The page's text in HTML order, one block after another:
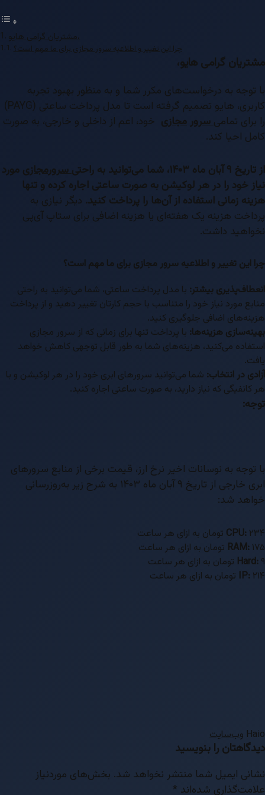
چرا این تغییر و اطلاعیه سرور مجازی برای ما مهم است؟
گرامی هایو،
به درخواست‌های مکرر شما و به منظور بهبود تجربه
کاربری، هایو تصمیم گرفته است تا مدل پرداخت ساعتی (PAYG)
تمامیسرورمجازیخود، اعم از داخلی و خارجی، به صورت
احیا کند.
۱۴۰۳، شما می‌توانید به راحتی سرورمجازیمورد
خود را در هر لوکیشن به صورت ساعتی اجاره کرده و تنها
زمانی استفاده از آن‌ها را پرداخت کنید.دیگر نیازی به
هزینه یک هفته‌ای یا هزینه اضافی برای ستاپ آی‌پی
داشت.
این تغییر و اطلاعیه سرور مجازی برای ما مهم است؟
بیشتر:با مدل پرداخت ساعتی، شما می‌توانید به راحتی
مورد نیاز خود را متناسب با حجم کارتان تغییر دهید و از پرداخت
اضافی جلوگیری کنید.
هزینه‌ها:با پرداخت تنها برای زمانی که از سرور مجازی
می‌کنید، هزینه‌های شما به طور قابل توجهی کاهش خواهد
در انتخاب:شما می‌توانید سرورهای ابری خود را در هر لوکیشن و با
که نیاز دارید، به صورت ساعتی اجاره کنید.
به نوسانات اخیر نرخ ارز، قیمت برخی از منابع سرورهای
ابری خارجی از تاریخ ۹ آبان ماه ۱۴۰۳ به شرح زیر به‌روزرسانی
شد:
CPU:ساعت
RAM:
IP:
وب‌سایت
را بنویسید
ایمیل شما منتشر نخواهد شد.بخش‌های موردنیاز
شده‌اند*